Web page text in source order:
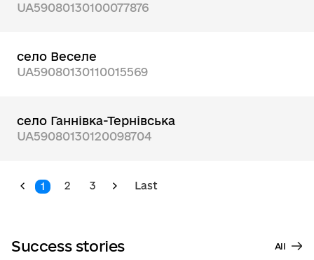
UA59080130100077876
село Веселе
UA59080130110015569
село Ганнівка-Тернівська
UA59080130120098704
1 2 3 Last
Success stories All